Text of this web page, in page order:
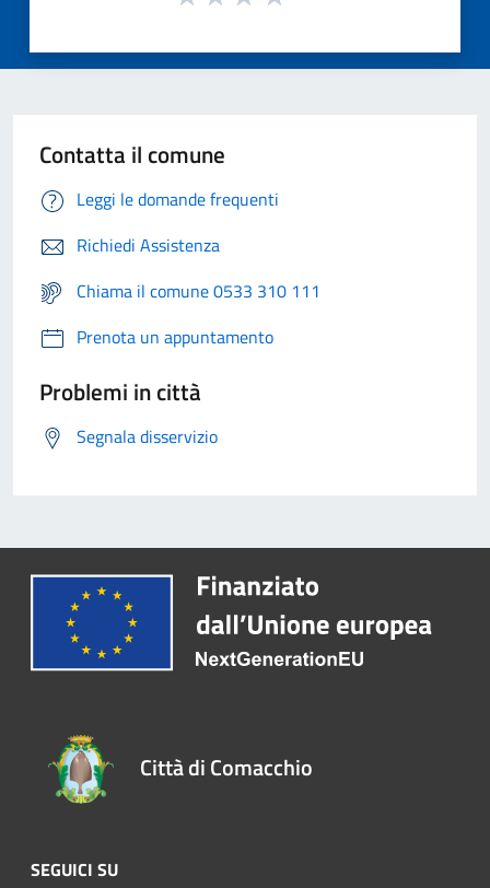
Contatta il comune
Leggi le domande frequenti
Richiedi Assistenza
Chiama il comune 0533 310 111
Prenota un appuntamento
Problemi in città
Segnala disservizio
Città di Comacchio
SEGUICI SU